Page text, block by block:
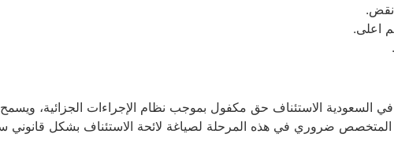
نقض.
اعلى.
السعودية الاستئناف حق مكفول بموجب نظام الإجراءات الجزائية، ويسمح